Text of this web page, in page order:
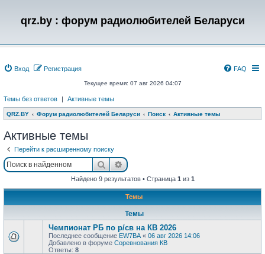
qrz.by : форум радиолюбителей Беларуси
Вход Регистрация FAQ
Текущее время: 07 авг 2026 04:07
Темы без ответов | Активные темы
QRZ.BY Форум радиолюбителей Беларуси Поиск Активные темы
Активные темы
Перейти к расширенному поиску
ПоискРасширенный поиск
Найдено 9 результатов • Страница 1 из 1
Темы
Темы
Чемпионат РБ по р/св на КВ 2026
Последнее сообщение EW7BA « 06 авг 2026 14:06
Добавлено в форуме Соревнования КВ
Ответы: 8